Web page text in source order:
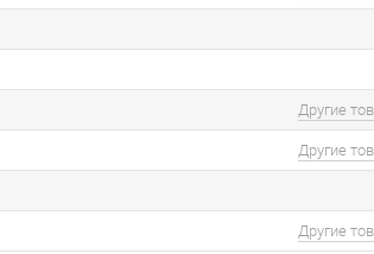
Другие
Другие
Другие